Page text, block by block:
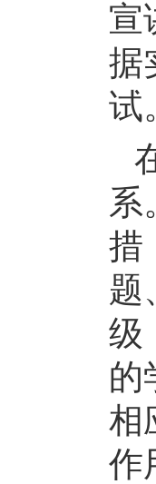
宣
据
试
系
措
题
级
的
相
作